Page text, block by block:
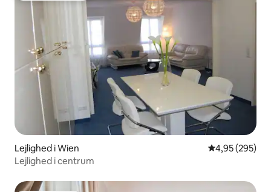
Lejlighed i Wien 4,95 ud af 5 i
4,95 (295)
Lejlighed i centrum